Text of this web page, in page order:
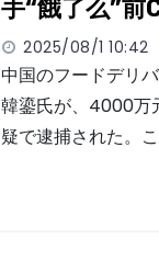
手“餓了么”前
2025/08/1 10:42
中国のフードデリ
韓鎏氏が、4000万
疑で逮捕された。